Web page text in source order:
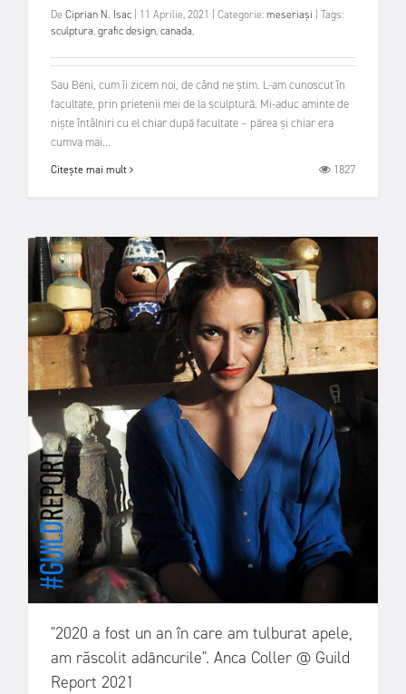
De Ciprian N. Isac 11 Aprilie, 2021 Categorie:meseriași
Tags:
sculptura,grafic design,canada,
Sau Beni, cum îi zicem noi, de când ne știm. L-am cunoscut în
facultate, prin prietenii mei de la sculptură. Mi-aduc aminte de
niște întâlniri cu el chiar după facultate – părea și chiar era
cumva mai...
Citește mai mult 1827
"2020 a fost un an în care am tulburat apele,
am răscolit adâncurile". Anca Coller @ Guild
Report 2021